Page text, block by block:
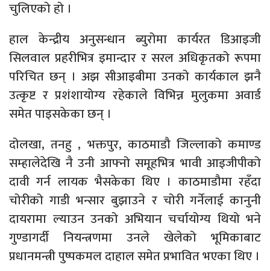
चुलिएको हो ।
हाल केन्द्रीय अनुसन्धान ब्युरोमा कार्यरत डिआइजी
सिलवाल प्रहरीभित्र इमान्दार र सरल अधिकृतको रूपमा
परिचित छन् । अझ सीआइबीमा उनको कार्यकाल झनै
उत्कृष्ट र प्रशंशायोग्य रहेकाले विभिन्न मुलुकमा अवार्ड
समेत पाइसकेका छन् ।
दोलखा, तनहु , भक्तपुर, काठमाडौ जिल्लाको कमाण्ड
सम्हालेदेखि नै उनी आफ्नो समूहभित्र भावी आइजीपीको
दावी गर्न लायक भैसकेका थिए । काठमाडौमा रहँदा
चोरीको गाडी भन्सार बुझाउने र चोरी गर्नेलाई कानुनी
दायरामा ल्याउन उनको अभियान चर्चायोग्य थियो भने
गुण्डागर्दी नियन्त्रणमा उनले खेलेको भूमिकाबाट
प्रधानमन्त्री पुष्पकमल दाहाल समेत प्रभावित भएका थिए ।